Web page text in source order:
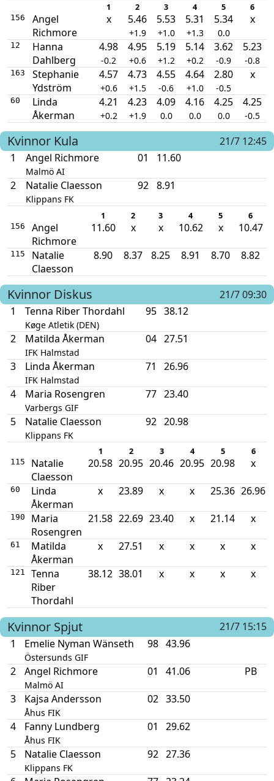
1 2 3 4 5 6
156
Angel
Richmore
x 5.46
+1.9
5.53
+1.0
5.31
+1.3
5.34
0.0
x
12
Hanna
Dahlberg
4.98
-0.2
4.95
+0.6
5.19
+1.2
5.14
+0.2
3.62
-0.9
5.23
-0.8
163
Stephanie
Ydström
4.57
+0.6
4.73
+1.5
4.55
-0.6
4.64
+1.0
2.80
-0.5
x
60
Linda
Åkerman
4.21
+0.2
4.23
+1.9
4.09
0.0
4.16
0.0
4.25
0.0
4.25
-0.5
Kvinnor Kula
21/7 12:45
1
Angel Richmore
Malmö AI
01 11.60
2 Natalie Claesson
Klippans FK
92 8.91
1 2 3 4 5 6
156
Angel
Richmore
11.60 x x 10.62 x 10.47
115
Natalie
Claesson
8.90 8.37 8.25 8.91 8.70 8.82
Kvinnor Diskus
21/7 09:30
1
Tenna Riber Thordahl
Køge Atletik (DEN)
95 38.12
2 Matilda Åkerman
IFK Halmstad
04 27.51
3 Linda Åkerman
IFK Halmstad
71 26.96
4 Maria Rosengren
Varbergs GIF
77 23.40
5 Natalie Claesson
Klippans FK
92 20.98
1 2 3 4 5 6
115
Natalie
Claesson
20.58 20.95 20.46 20.95 20.98 x
60
Linda
Åkerman
x 23.89 x x 25.36 26.96
190
Maria
Rosengren
21.58 22.69 23.40 x 21.14 x
61
Matilda
Åkerman
x 27.51 x x x x
121
Tenna
Riber
Thordahl
38.12 38.01 x x x x
Kvinnor Spjut
21/7 15:15
1
Emelie Nyman Wänseth
Östersunds GIF
98 43.96
2 Angel Richmore
Malmö AI
01 41.06 PB
3 Kajsa Andersson
Åhus FIK
02 33.50
4 Fanny Lundberg
Åhus FIK
01 29.62
5 Natalie Claesson
Klippans FK
92 27.36